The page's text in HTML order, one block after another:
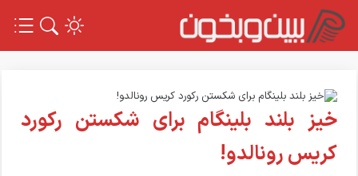
خیز بلند بلینگام برای شکستن رکورد
کریس رونالدو!